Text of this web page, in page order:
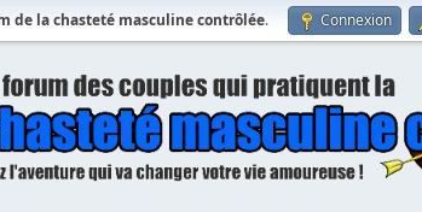
de la chasteté masculine contrôlée. Connexion